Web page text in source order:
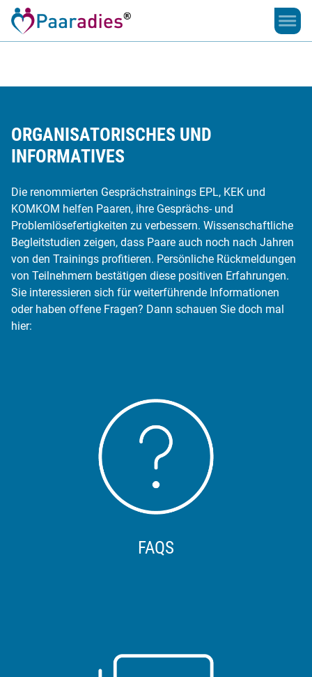
Damit
die
ORGANISATORISCHES UND
INFORMATIVES
Die renommierten Gesprächstrainings EPL, KEK und
KOMKOM helfen Paaren, ihre Gesprächs- und
Problemlösefertigkeiten zu verbessern. Wissenschaftliche
Begleitstudien zeigen, dass Paare auch noch nach Jahren
von den Trainings profitieren. Persönliche Rückmeldungen
von Teilnehmern bestätigen diese positiven Erfahrungen.
Sie interessieren sich für weiterführende Informationen
oder haben offene Fragen? Dann schauen Sie doch mal
hier:
FAQS